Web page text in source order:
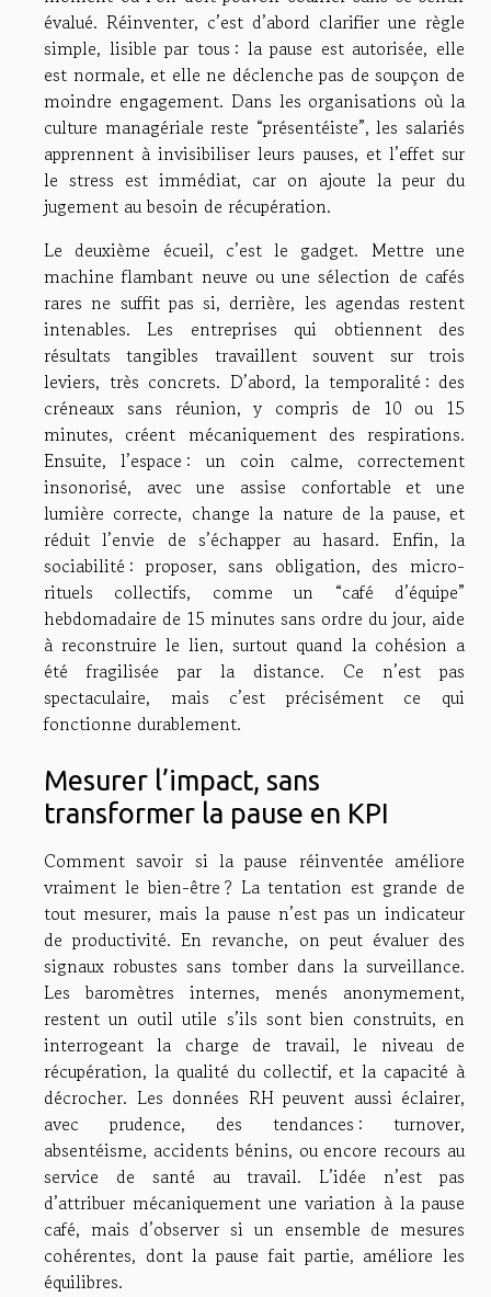
évalué. Réinventer, c’est d’abord clarifier une règle
simple, lisible par tous : la pause est autorisée, elle
est normale, et elle ne déclenche pas de soupçon de
moindre engagement. Dans les organisations où la
culture managériale reste “présentéiste”, les salariés
apprennent à invisibiliser leurs pauses, et l’effet sur
le stress est immédiat, car on ajoute la peur du
jugement au besoin de récupération.
Le deuxième écueil, c’est le gadget. Mettre une
machine flambant neuve ou une sélection de cafés
rares ne suffit pas si, derrière, les agendas restent
intenables. Les entreprises qui obtiennent des
résultats tangibles travaillent souvent sur trois
leviers, très concrets. D’abord, la temporalité : des
créneaux sans réunion, y compris de 10 ou 15
minutes, créent mécaniquement des respirations.
Ensuite, l’espace : un coin calme, correctement
insonorisé, avec une assise confortable et une
lumière correcte, change la nature de la pause, et
réduit l’envie de s’échapper au hasard. Enfin, la
sociabilité : proposer, sans obligation, des micro-
rituels collectifs, comme un “café d’équipe”
hebdomadaire de 15 minutes sans ordre du jour, aide
à reconstruire le lien, surtout quand la cohésion a
été fragilisée par la distance. Ce n’est pas
spectaculaire, mais c’est précisément ce qui
fonctionne durablement.
Mesurer l’impact, sans
transformer la pause en KPI
Comment savoir si la pause réinventée améliore
vraiment le bien-être ? La tentation est grande de
tout mesurer, mais la pause n’est pas un indicateur
de productivité. En revanche, on peut évaluer des
signaux robustes sans tomber dans la surveillance.
Les baromètres internes, menés anonymement,
restent un outil utile s’ils sont bien construits, en
interrogeant la charge de travail, le niveau de
récupération, la qualité du collectif, et la capacité à
décrocher. Les données RH peuvent aussi éclairer,
avec prudence, des tendances : turnover,
absentéisme, accidents bénins, ou encore recours au
service de santé au travail. L’idée n’est pas
d’attribuer mécaniquement une variation à la pause
café, mais d’observer si un ensemble de mesures
cohérentes, dont la pause fait partie, améliore les
équilibres.